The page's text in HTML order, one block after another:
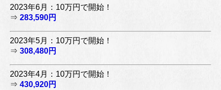
2023年6月：10万円で開始！
⇒ 283,590円
2023年5月：10万円で開始！
⇒ 308,480円
2023年4月：10万円で開始！
⇒ 430,920円